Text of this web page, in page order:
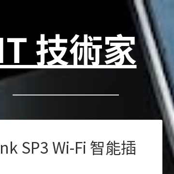
技術家
SP3 Wi-Fi 智能插